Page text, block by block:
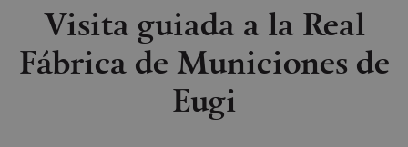
Visita guiada a la Real
Fábrica de Municiones de
Eugi